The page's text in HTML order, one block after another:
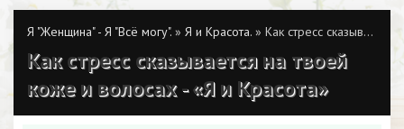
Я "Женщина" - Я "Всё могу". » Я и Красота. » Как стресс сказывается на твоей коже и волосах - «Я и Красота»
Как стресс сказывается на твоей
коже и волосах - «Я и Красота»